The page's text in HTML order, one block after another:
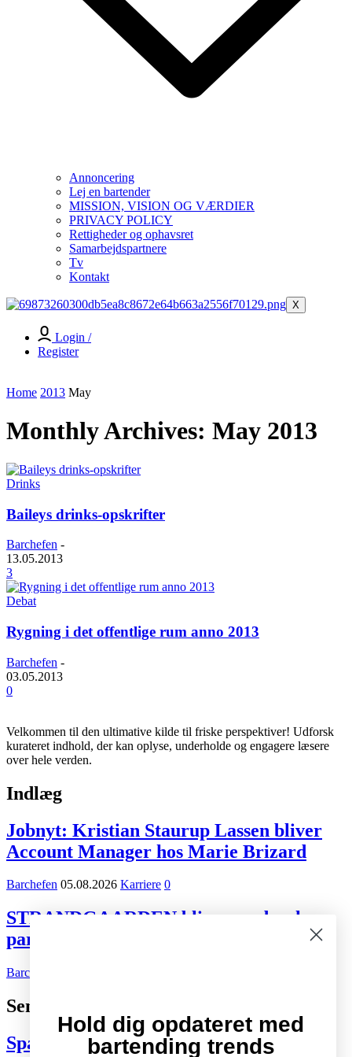
Annoncering
Lej en bartender
MISSION, VISION OG VÆRDIER
PRIVACY POLICY
Rettigheder og ophavsret
Samarbejdspartnere
Tv
Kontakt
X
Login /
Register
Home 2013 May
Monthly Archives: May 2013
Drinks
Baileys drinks-opskrifter
Barchefen -
13.05.2013
3
Debat
Rygning i det offentlige rum anno 2013
Barchefen -
03.05.2013
0
Velkommen til den ultimative kilde til friske perspektiver! Udforsk
kurateret indhold, der kan oplyse, underholde og engagere læsere
over hele verden.
Indlæg
Jobnyt: Kristian Staurup Lassen bliver
Account Manager hos Marie Brizard
Barchefen 05.08.2026 Karriere 0
STRANDGAARDEN bliver ny dansk
partner for Tiger Beer og Desperados
Barchefen
Seneste indlæg
Spændende cocktail- og drinksbøger
Hold dig opdateret med
bartending trends